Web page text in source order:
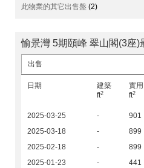
此物業的其它出售盤 (2)
愉景灣 5期頤峰 翠山閣(3座)
出售
日期
建築
ft2
實用
ft2
2025-03-25 - 901
2025-03-18
- 899
2025-02-18
- 899
2025-01-23
- 441